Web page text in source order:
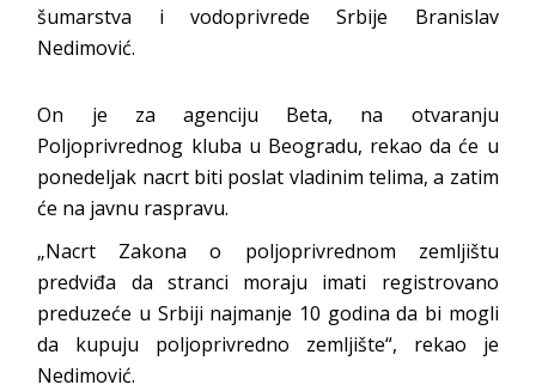
šumarstva i vodoprivrede Srbije Branislav
Nedimović.
On je za agenciju Beta, na otvaranju
Poljoprivrednog kluba u Beogradu, rekao da će u
ponedeljak nacrt biti poslat vladinim telima, a zatim
će na javnu raspravu.
„Nacrt Zakona o poljoprivrednom zemljištu
predviđa da stranci moraju imati registrovano
preduzeće u Srbiji najmanje 10 godina da bi mogli
da kupuju poljoprivredno zemljište“, rekao je
Nedimović.